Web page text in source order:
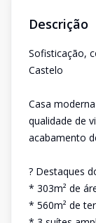
Descrição
Sofisticação,
Castelo
Casa
qualidade de
acabamento
? Destaques
* 303m² de
* 560m² de